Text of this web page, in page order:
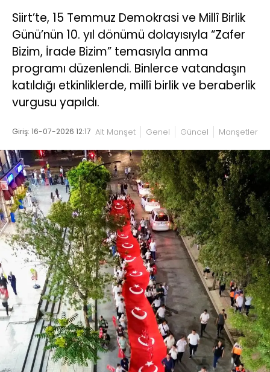
Siirt’te, 15 Temmuz Demokrasi ve Millî Birlik
Günü’nün 10. yıl dönümü dolayısıyla “Zafer
Bizim, İrade Bizim” temasıyla anma
programı düzenlendi. Binlerce vatandaşın
katıldığı etkinliklerde, millî birlik ve beraberlik
vurgusu yapıldı.
Giriş: 16-07-2026 12:17 Alt Manşet Genel Güncel Manşetler